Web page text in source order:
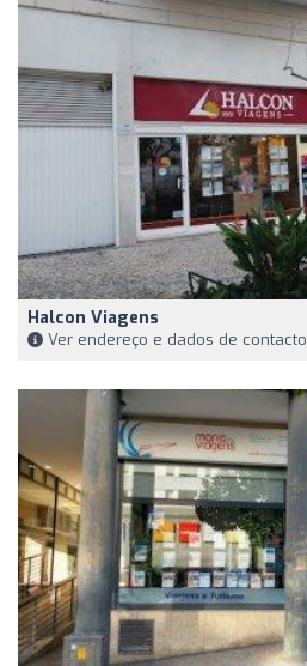
Halcon Viagens
Ver endereço e dados de contacto